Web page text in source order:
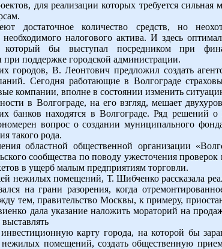
для реализации которых требуется сильная
достаточное количество средств, но
налогового актива. И здесь
который бы выступал посредником при
при поддержке городской администрации.
городов, В. Леонтович предложил создать
Сегодня работающие в Волгограде
компании, вполне в состоянии изменить
в Волгограде, на его взгляд, мешает
банков находятся в Волгограде. Ряд решений о
вопрос о создании муниципального
такого рода.
областной общественной организации
сообщества по поводу ужесточения
в ущерб малым предприятиям торговли.
нежилых помещений, Т. Шибченко рассказала
на грани разорения, когда
тем, правительство Москвы, к примеру,
дала указание наложить мораторий на
карту города, на которой бы
помещений, создать общественную